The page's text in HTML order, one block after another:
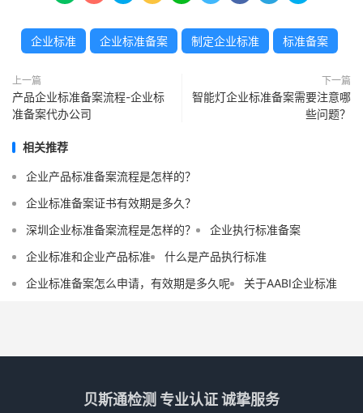
企业标准 企业标准备案 制定企业标准 标准备案
上一篇
产品企业标准备案流程-企业标
准备案代办公司
下一篇
智能灯企业标准备案需要注意哪
些问题？
相关推荐
企业产品标准备案流程是怎样的？
企业标准备案证书有效期是多久？
深圳企业标准备案流程是怎样的？
企业执行标准备案
企业标准和企业产品标准
什么是产品执行标准
企业标准备案怎么申请，有效期是多久呢
关于AABI企业标准
贝斯通检测 专业认证 诚挚服务